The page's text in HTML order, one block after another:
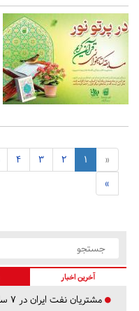
«
1
2
3
4
»
آخرین اخبار
مشتریان نفت ایران در ۷ سال گذشته +فیلم